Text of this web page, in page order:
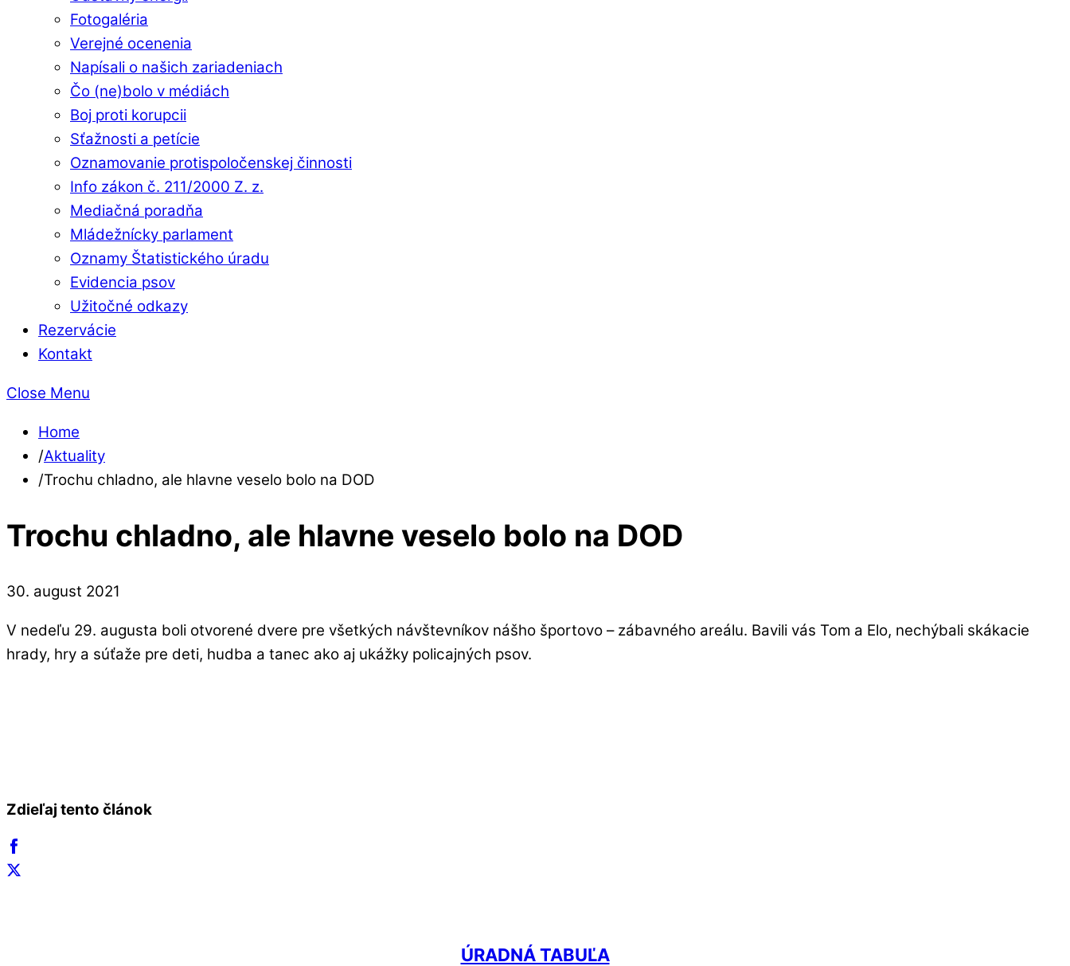
Fotogaléria
Verejné ocenenia
Napísali o našich zariadeniach
Čo (ne)bolo v médiách
Boj proti korupcii
Sťažnosti a petície
Oznamovanie protispoločenskej činnosti
Info zákon č. 211/2000 Z. z.
Mediačná poradňa
Mládežnícky parlament
Oznamy Štatistického úradu
Evidencia psov
Užitočné odkazy
Rezervácie
Kontakt
Close Menu
Home
/Aktuality
/Trochu chladno, ale hlavne veselo bolo na DOD
Trochu chladno, ale hlavne veselo bolo na DOD
30. august 2021
V nedeľu 29. augusta boli otvorené dvere pre všetkých návštevníkov nášho športovo – zábavného areálu. Bavili vás Tom a Elo, nechýbali skákacie
hrady, hry a súťaže pre deti, hudba a tanec ako aj ukážky policajných psov.
Zdieľaj tento článok
ÚRADNÁ TABUĽA